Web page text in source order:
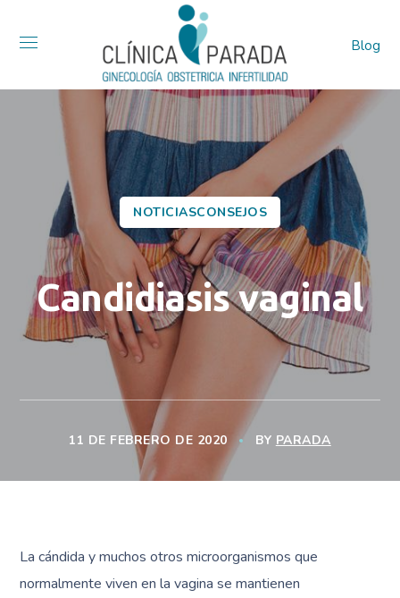
Blog
NOTICIASCONSEJOS
Candidiasis vaginal
11 DE FEBRERO DE 2020 BY PARADA
La cándida y muchos otros microorganismos que
normalmente viven en la vagina se mantienen